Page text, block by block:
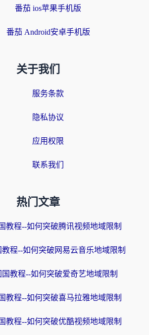
番茄 ios苹果手机版
番茄 Android安卓手机版
关于我们
服务条款
隐私协议
应用权限
联系我们
热门文章
教程--如何突破腾讯视频地域限制
程--如何突破网易云音乐地域限制
国教程--如何突破爱奇艺地域限制
教程--如何突破喜马拉雅地域限制
教程--如何突破优酷视频地域限制